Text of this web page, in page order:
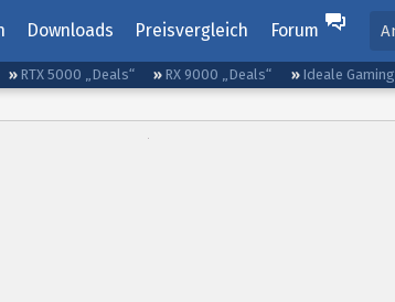
Downloads Preisvergleich Forum
RTX 5000 „Deals“ RX 9000 „Deals“ Ideale